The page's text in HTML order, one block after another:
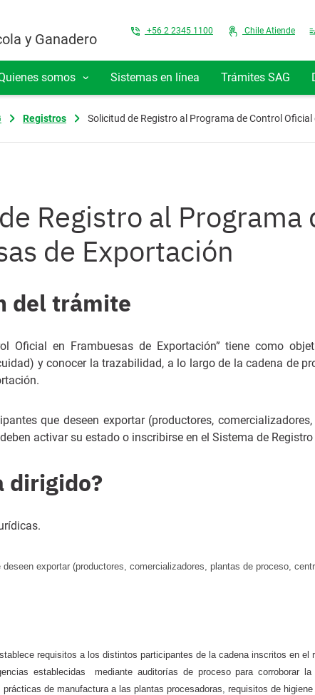
y Ganadero Top Menu
+56 2 2345 1100 Chile Atiende
principal
somos Sistemas en línea Trámites SAG
Registros Solicitud de Registro al Programa de Control
Registro al
de Exportación
del trámite
Oficial en Frambuesas de Exportación” tiene como
y conocer la trazabilidad, a lo largo de la cadena de
que deseen exportar (productores,
activar su estado o inscribirse en el Sistema de
dirigido?
exportar (productores, comercializadores, plantas de proceso,
requisitos a los distintos participantes de la cadena inscritos en el
establecidas mediante auditorías de proceso para corroborar la
de manufactura a las plantas procesadoras, requisitos de